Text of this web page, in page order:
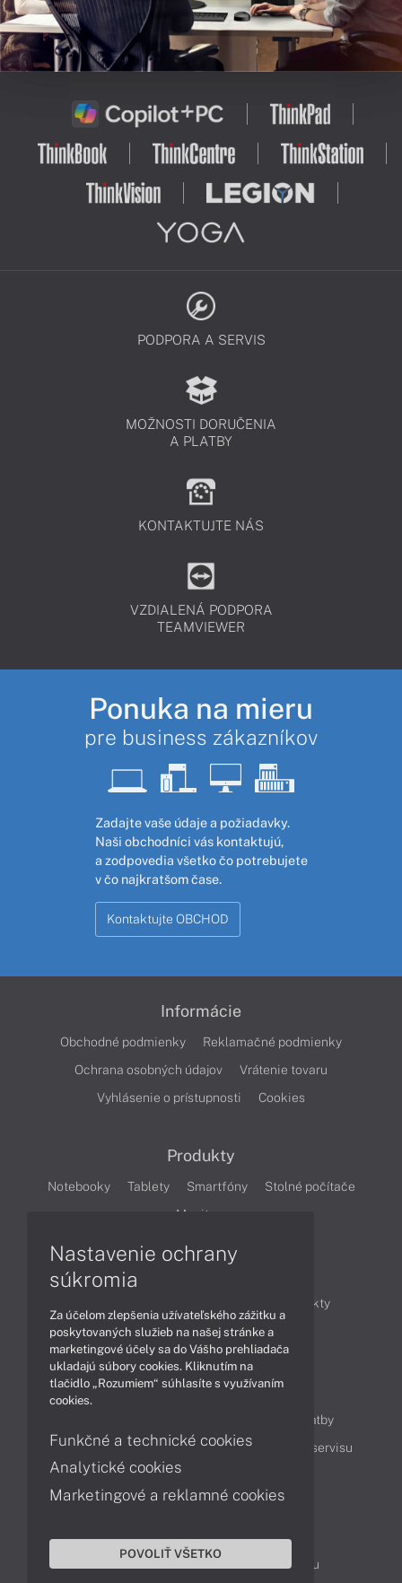
PODPORA A SERVIS
MOŽNOSTI DORUČENIA
A PLATBY
KONTAKTUJTE NÁS
VZDIALENÁ PODPORA
TEAMVIEWER
Ponuka na mieru
pre business zákazníkov
Zadajte vaše údaje a požiadavky.
Naši obchodníci vás kontaktujú,
a zodpovedia všetko čo potrebujete
v čo najkratšom čase.
Kontaktujte OBCHOD
Informácie
Obchodné podmienky
Reklamačné podmienky
Ochrana osobných údajov
Vrátenie tovaru
Vyhlásenie o prístupnosti
Cookies
Produkty
Notebooky Tablety Smartfóny
Stolné počítače
Monitory
Produkty
Technológie
Videá
Obsah
Možnosti doručenia a platby
Podpora a servis
Servisné služby Cenník servisu
Kontakty
043 4224 771
Obchodné oddelenie
Reklamácia tovaru
Nastavenie ochrany
súkromia
Za účelom zlepšenia užívateľského zážitku a
poskytovaných služieb na našej stránke a
marketingové účely sa do Vášho prehliadača
ukladajú súbory cookies. Kliknutím na
tlačidlo „Rozumiem“ súhlasíte s využívaním
cookies.
Funkčné a technické cookies
Analytické cookies
Marketingové a reklamné cookies
POVOLIŤ VŠETKO